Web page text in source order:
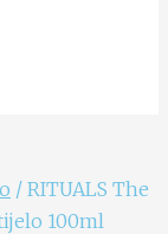
/ RITUALS The
100ml